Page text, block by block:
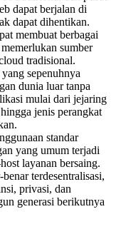
dapat berjalan di
dapat dihentikan.
membuat berbagai
sumber
tradisional.
sepenuhnya
dunia luar tanpa
mulai dari jejaring
jenis perangkat
standar
yang umum terjadi
layanan bersaing.
terdesentralisasi,
privasi, dan
generasi berikutnya